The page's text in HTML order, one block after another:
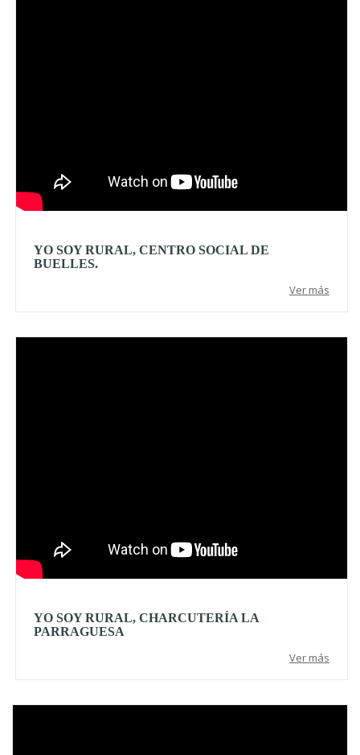
YO SOY RURAL, CENTRO SOCIAL DE
BUELLES.
Ver más
YO SOY RURAL, CHARCUTERÍA LA
PARRAGUESA
Ver más